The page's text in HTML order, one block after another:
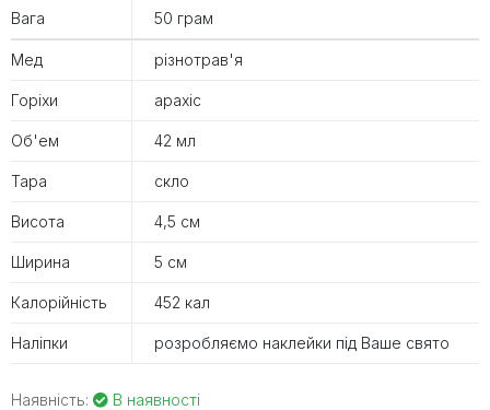
Вага 50 грам
Мед різнотрав'я
Горіхи арахіс
Об'ем 42 мл
Тара скло
Висота 4,5 см
Ширина 5 см
Калорійність 452 кал
Наліпки розробляємо наклейки під Ваше свято
Наявність: В наявності